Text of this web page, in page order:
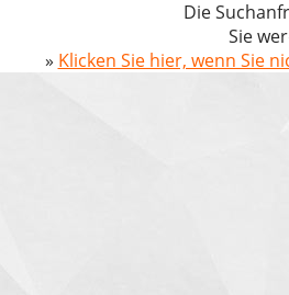
Die
Sie
» Klicken Sie hier, wenn Sie